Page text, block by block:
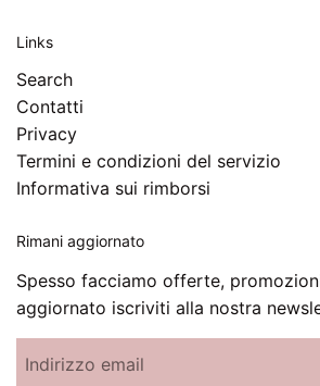
Links
Search
Contatti
Privacy
Termini e condizioni del servizio
Informativa sui rimborsi
Rimani aggiornato
Spesso facciamo offerte,
aggiornato iscriviti alla nostra